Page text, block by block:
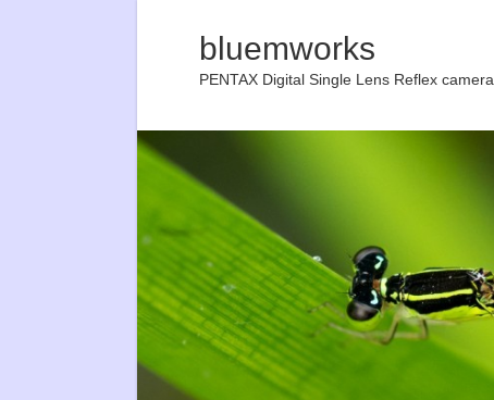
bluemworks
PENTAX Digital Single Lens Reflex camera